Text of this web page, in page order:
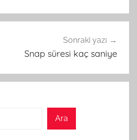
Sonraki yazı
Snap süresi kaç saniye
Ara